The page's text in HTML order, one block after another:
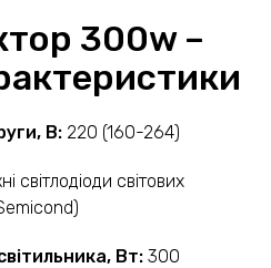
300w –
В: 220 (160-264)
світлодіоди світових
Вт: 300